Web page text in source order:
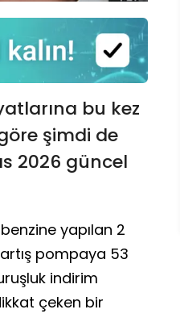
bu kez
şimdi de
2026 güncel
yapılan 2
artış pompaya 53
indirim
çeken bir